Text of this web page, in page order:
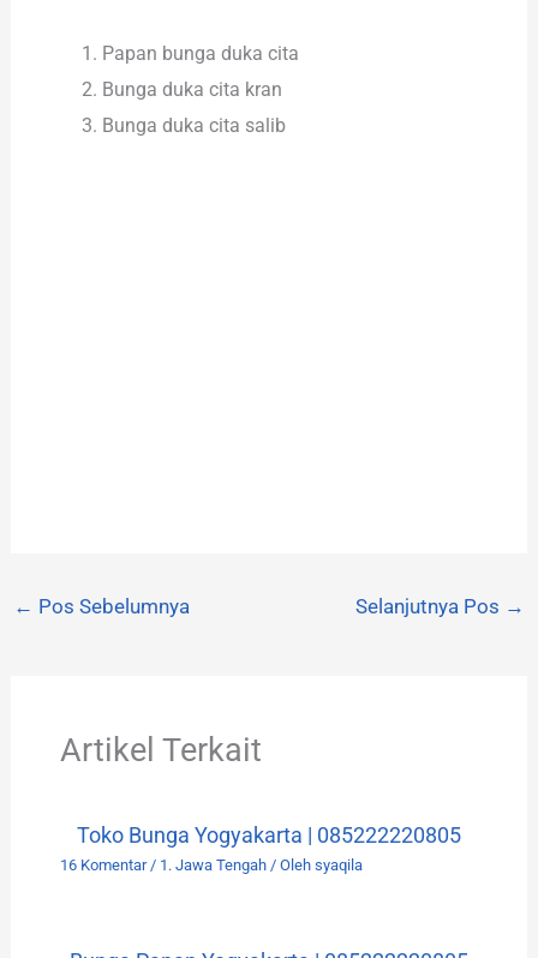
Papan bunga duka cita
Bunga duka cita kran
Bunga duka cita salib
← Pos Sebelumnya Selanjutnya Pos →
Artikel Terkait
Toko Bunga Yogyakarta | 085222220805
16 Komentar / 1. Jawa Tengah/ Oleh syaqila